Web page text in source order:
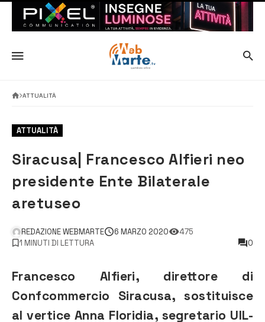
ATTUALITÀ
ATTUALITÀ
Siracusa| Francesco Alfieri neo
presidente Ente Bilaterale
aretuseo
REDAZIONE WEBMARTE 6 MARZO 2020
475
1 MINUTI DI LETTURA
0
Francesco Alfieri, direttore di
Confcommercio Siracusa, sostituisce
al vertice Anna Floridia, segretario UIL-